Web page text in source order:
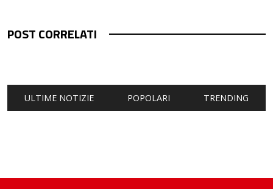
POST CORRELATI
ULTIME NOTIZIE POPOLARI TRENDING